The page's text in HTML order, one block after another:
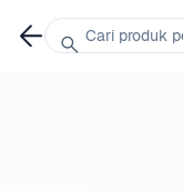
Cari produk